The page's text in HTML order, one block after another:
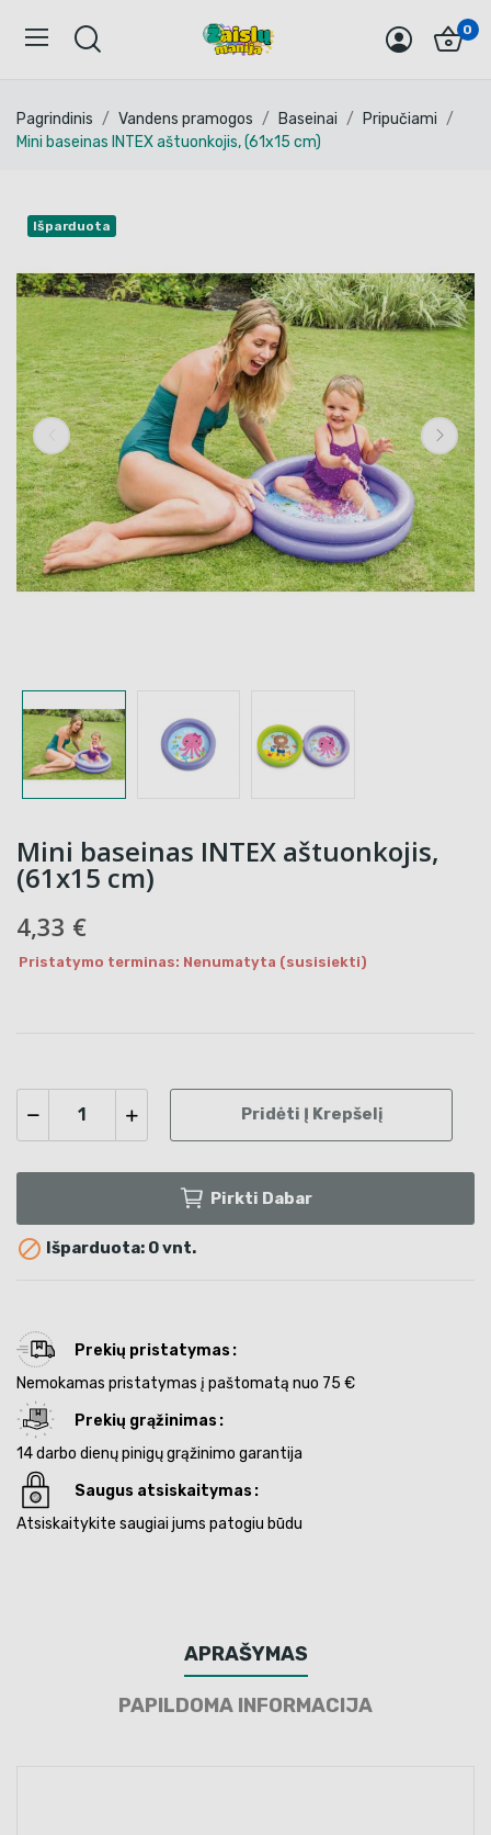
0
Pagrindinis Vandens pramogos Baseinai
Pripučiami
Mini baseinas INTEX aštuonkojis, (61x15 cm)
Išparduota
Mini baseinas INTEX aštuonkojis,
(61x15 cm)
4,33 €
Pristatymo terminas: Nenumatyta (susisiekti)
Pridėti Į Krepšelį
Pirkti Dabar
 Išparduota: 0 vnt.
Prekių pristatymas
Nemokamas pristatymas į paštomatą nuo 75 €
Prekių grąžinimas
14 darbo dienų pinigų grąžinimo garantija
Saugus atsiskaitymas
Atsiskaitykite saugiai jums patogiu būdu
APRAŠYMAS
PAPILDOMA INFORMACIJA